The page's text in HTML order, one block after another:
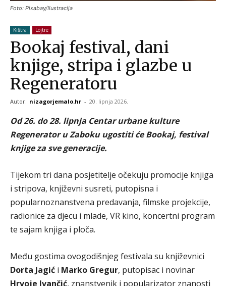
Foto: Pixabay/Ilustracija
Kištra Lojtre
Bookaj festival, dani
knjige, stripa i glazbe u
Regeneratoru
Autor: nizagorjemalo.hr - 20. lipnja 2026.
Od 26. do 28. lipnja Centar urbane kulture
Regenerator u Zaboku ugostiti će Bookaj, festival
knjige za sve generacije.
Tijekom tri dana posjetitelje očekuju promocije knjiga
i stripova, književni susreti, putopisna i
popularnoznanstvena predavanja, filmske projekcije,
radionice za djecu i mlade, VR kino, koncertni program
te sajam knjiga i ploča.
Među gostima ovogodišnjeg festivala su književnici
Dorta Jagić i Marko Gregur, putopisac i novinar
Hrvoje Ivančić, znanstvenik i popularizator znanosti